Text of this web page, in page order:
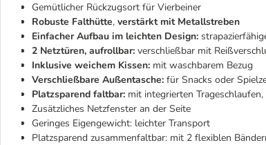
Gemütlicher Rückzugsort für Vierbeiner
Robuste Falthütte, verstärkt mit Metallstreben
Einfacher Aufbau im leichten Design:
2 Netztüren, aufrollbar: verschließbar mit
Inklusive weichem Kissen: mit waschbarem Bezug
Verschließbare Außentasche: für Snacks oder
Platzsparend faltbar: mit integrierten
Zusätzliches Netzfenster an der Seite
Geringes Eigengewicht: leichter Transport
Platzsparend zusammenfaltbar: mit 2 flexiblen